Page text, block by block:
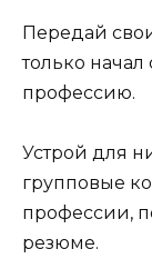
Передай
только начал
профессию.
Устрой для
групповые
профессии,
резюме.